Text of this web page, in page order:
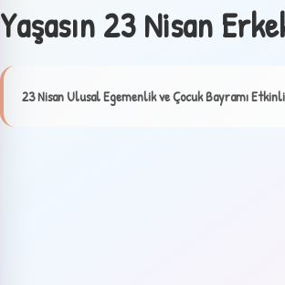
Yaşasın 23 Nisan
23 Nisan Ulusal Egemenlik ve Çocuk Bayramı